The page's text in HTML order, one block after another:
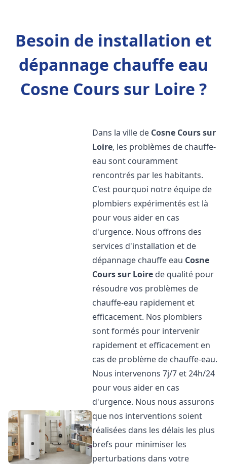
Besoin de installation et
dépannage chauffe eau
Cosne Cours sur Loire ?
Dans la ville de Cosne Cours sur
Loire, les problèmes de chauffe-
eau sont couramment
rencontrés par les habitants.
C'est pourquoi notre équipe de
plombiers expérimentés est là
pour vous aider en cas
d'urgence. Nous offrons des
services d'installation et de
dépannage chauffe eau Cosne
Cours sur Loire de qualité pour
résoudre vos problèmes de
chauffe-eau rapidement et
efficacement. Nos plombiers
sont formés pour intervenir
rapidement et efficacement en
cas de problème de chauffe-eau.
Nous intervenons 7j/7 et 24h/24
pour vous aider en cas
d'urgence. Nous nous assurons
que nos interventions soient
réalisées dans les délais les plus
brefs pour minimiser les
perturbations dans votre